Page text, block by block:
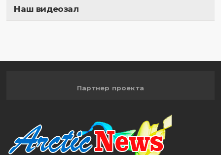
Наш видеозал
Партнер проекта